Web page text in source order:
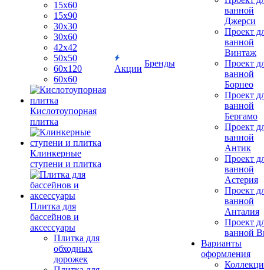
15х60
15x90
30х30
30х60
42х42
50х50
60х120
60х60
Кислотоупорная
плитка
Клинкерные
ступени и плитка
Плитка для
бассейнов и
аксессуары
Плитка для
обходных
дорожек
Акции
Бренды
ванной
Джерси
Проект
ванной
Винтаж
Проект
ванной
Борнео
Проект
ванной
Бергамо
Проект
ванной
Антик
Проект
ванной
Астерия
Проект
ванной
Анталия
Проект
ванной
Варианты
оформления